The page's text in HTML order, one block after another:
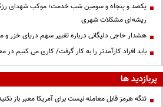
یکصد و پنجاه و سومین شب خدمت؛ موکب شهدای
ریشه‌ای مشکلات شهری
هشدار حاجی دلیگانی درباره تغییر سهم دریای خزر و
باید افراد کارآمدتر را به کار گرفت/ کاری می کنیم
پربازدید ها
تنگه هرمز قابل معامله نیست برای آمریکا معبر باز